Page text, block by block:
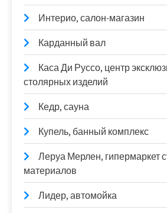
Интерио, салон-магазин
Карданный вал
Каса Ди Руссо, центр
столярных изделий
Кедр, сауна
Купель, банный комплекс
Леруа Мерлен, гипермаркет
материалов
Лидер, автомойка